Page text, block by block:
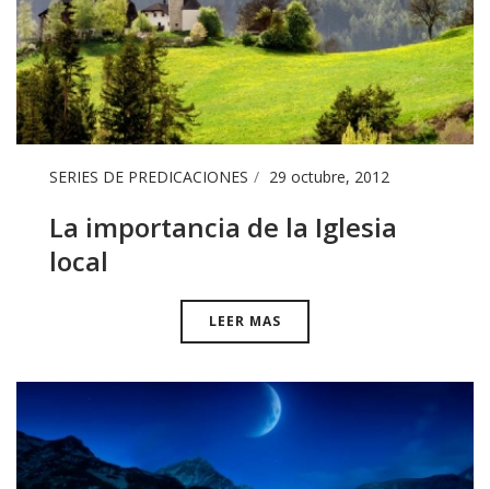
SERIES DE PREDICACIONES 29 octubre, 2012
La importancia de la Iglesia
local
LEER MAS